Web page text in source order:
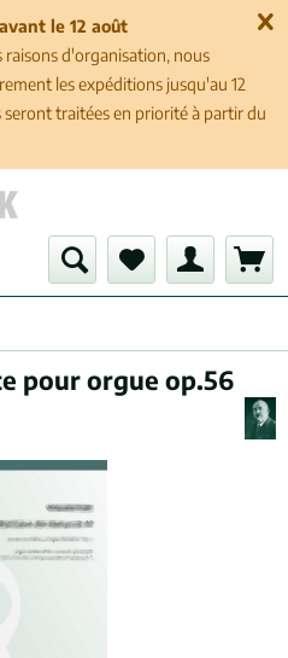
le 12 août
raisons d'organisation, nous
les expéditions jusqu'au 12
seront traitées en priorité à partir du
pour orgue op.56